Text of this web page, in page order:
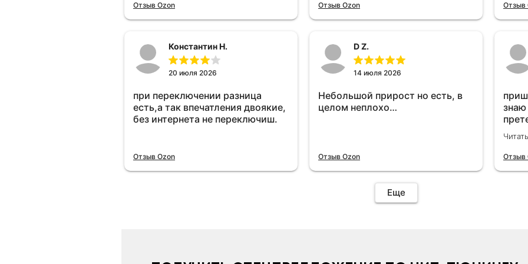
Отзыв Ozon
отключу и посмотрю, что будет
Отзыв Ozon Отзыв
Константин Н.
20 июля 2026
при переключении разница
есть,а так впечатления двоякие,
без интернета не переключиш.
Отзыв Ozon
D Z.
14 июля 2026
Небольшой прирост но есть, в
целом неплохо…
Отзыв Ozon
знаю
Отзыв
Еще